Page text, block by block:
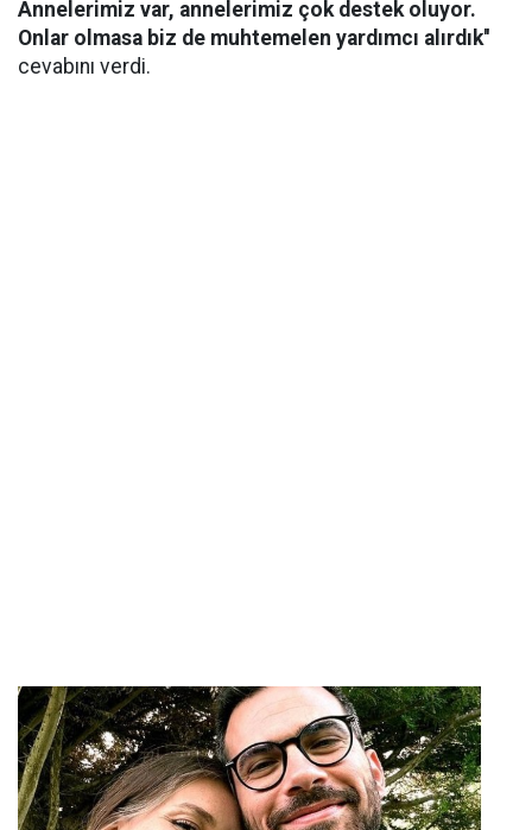
Annelerimiz var, annelerimiz çok destek oluyor.
Onlar olmasa biz de muhtemelen yardımcı alırdık''
cevabını verdi.